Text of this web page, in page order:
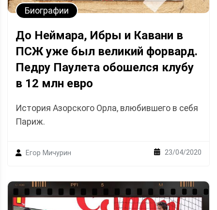
Биографии
До Неймара, Ибры и Кавани в
ПСЖ уже был великий форвард.
Педру Паулета обошелся клубу
в 12 млн евро
История Азорского Орла, влюбившего в себя
Париж.
Егор Мичурин 23/04/2020